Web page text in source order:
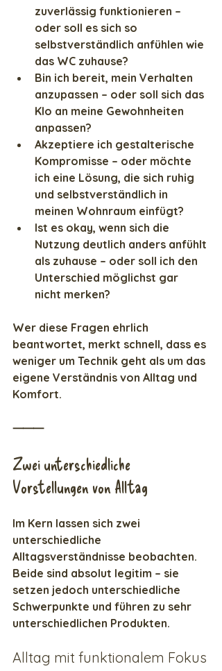
zuverlässig funktionieren –
oder soll es sich so
selbstverständlich anfühlen wie
das WC zuhause?
Bin ich bereit, mein Verhalten
anzupassen – oder soll sich das
Klo an meine Gewohnheiten
anpassen?
Akzeptiere ich gestalterische
Kompromisse – oder möchte
ich eine Lösung, die sich ruhig
und selbstverständlich in
meinen Wohnraum einfügt?
Ist es okay, wenn sich die
Nutzung deutlich anders anfühlt
als zuhause – oder soll ich den
Unterschied möglichst gar
nicht merken?
Wer diese Fragen ehrlich
beantwortet, merkt schnell, dass es
weniger um Technik geht als um das
eigene Verständnis von Alltag und
Komfort.
⸻
Zwei unterschiedliche
Vorstellungen von Alltag
Im Kern lassen sich zwei
unterschiedliche
Alltagsverständnisse beobachten.
Beide sind absolut legitim – sie
setzen jedoch unterschiedliche
Schwerpunkte und führen zu sehr
unterschiedlichen Produkten.
Alltag mit funktionalem Fokus